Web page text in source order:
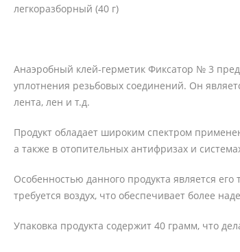
легкоразборный (40 г)
Анаэробный клей-герметик Фиксатор № 3
уплотнения резьбовых соединений. Он
лента, лен и т.д.
Продукт обладает широким спектром
а также в отопительных антифризах и
Особенностью данного продукта является
требуется воздух, что обеспечивает более
Упаковка продукта содержит 40 грамм, что